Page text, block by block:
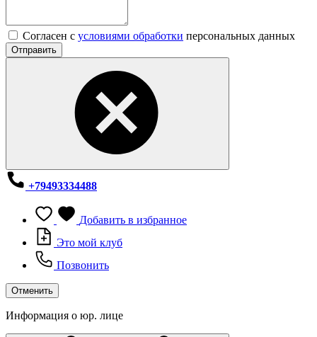
Согласен с условиями обработки персональных данных
Отправить
+79493334488
Добавить в избранное
Это мой клуб
Позвонить
Отменить
Информация о юр. лице